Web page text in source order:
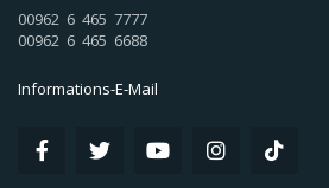
00962 6 465 7777
00962 6 465 6688
Informations-E-Mail